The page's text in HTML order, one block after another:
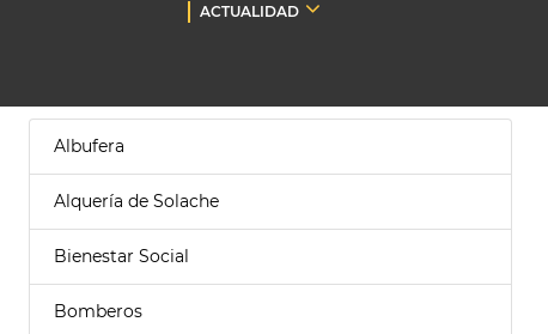
ACTUALIDAD
Albufera
Alquería de Solache
Bienestar Social
Bomberos